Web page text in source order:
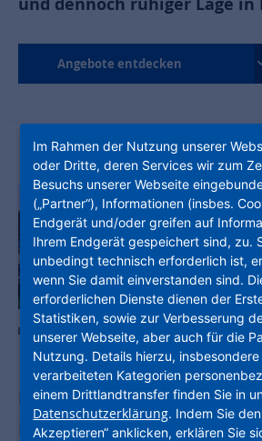
Angebote entdecken
Finden Sie Ihr neues
Michelstadt liegt im
Im Rahmen der Nutzung unserer
oder Dritte, deren Services wir zum
Besuchs unserer Webseite
(„Partner“), Informationen (insbes.
Endgerät und/oder greifen auf
Ihrem Endgerät gespeichert sind, zu.
unbedingt technisch erforderlich ist,
wenn Sie damit einverstanden sind.
erforderlichen Dienste dienen der
Statistiken, sowie zur Verbesserung
unserer Webseite, aber auch für die
Nutzung. Details hierzu,
verarbeiteten Kategorien
einem Drittlandtransfer finden Sie in
Datenschutzerklärung. Indem Sie
Akzeptieren“ anklicken, erklären Sie